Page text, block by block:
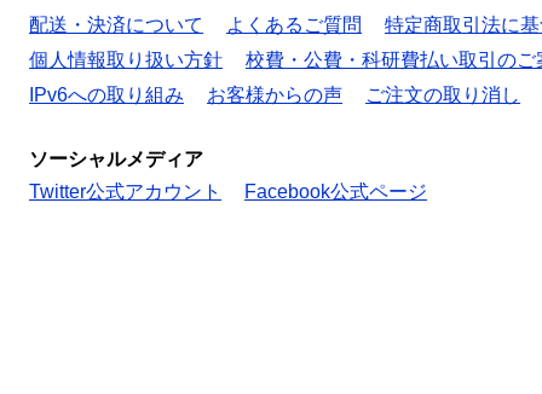
配送・決済について
よくあるご質問
特定商取引法に
個人情報取り扱い方針
校費・公費・科研費払い取引のご
IPv6への取り組み
お客様からの声 ご注文の取り消し
ソーシャルメディア
Twitter公式アカウント
Facebook公式ページ